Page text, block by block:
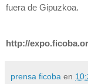
fuera de Gipuzkoa.
http://
prensa ficoba en